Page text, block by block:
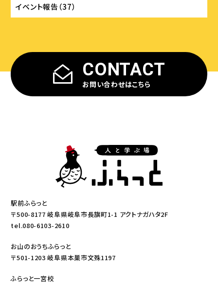
イベント報告（37）
CONTACT
お問い合わせはこちら
駅前ふらっと
〒500-8177 岐阜県岐阜市長旗町1-1 アクトナガハタ2F
tel.080-6103-2610
お山のおうちふらっと
〒501-1203 岐阜県本巣市文殊1197
ふらっと一宮校